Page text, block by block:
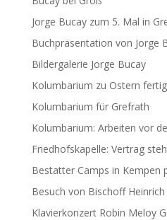
Jorge Bucay zum 5. Mal in
Buchpräsentation von Jorge
Bildergalerie Jorge Bucay
Kolumbarium zu Ostern
Kolumbarium für Grefrath
Kolumbarium: Arbeiten vor
Friedhofskapelle: Vertrag
Bestatter Camps in Kempen
Besuch von Bischoff
Klavierkonzert Robin Meloy